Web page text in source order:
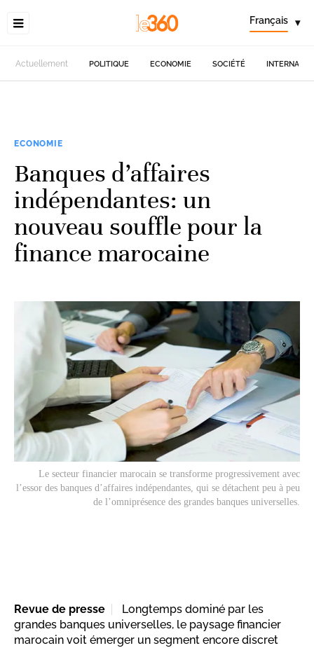
Français ▾
Actuellement POLITIQUE ECONOMIE SOCIÉTÉ
ECONOMIE
Banques d’affaires
indépendantes: un
nouveau souffle pour la
finance marocaine
Le secteur financier marocain se transforme progressivement avec
l’essor des banques d’affaires indépendantes, qui se détachent peu à peu
de l’omniprésence des grandes banques universelles.
Revue de presse
Longtemps dominé par les
grandes banques universelles, le paysage financier
marocain voit émerger un segment encore discret